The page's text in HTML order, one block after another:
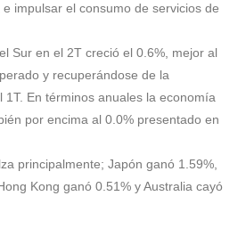
impulsar el consumo de servicios de
Sur en el 2T creció el 0.6%, mejor al
y recuperándose de la
1T. En términos anuales la economía
por encima al 0.0% presentado en
principalmente; Japón ganó 1.59%,
Kong ganó 0.51% y Australia cayó